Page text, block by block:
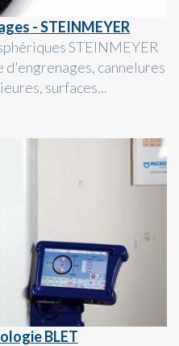
- STEINMEYER
STEINMEYER
d'engrenages, cannelures
surfaces...
BLET